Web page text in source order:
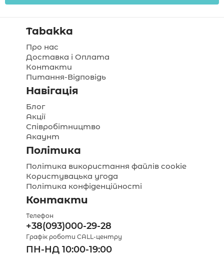
Tabakka
Про нас
Доставка і Оплата
Контакти
Питання-Відповідь
Навігація
Блог
Акції
Співробітництво
Акаунт
Політика
Політика використання файлів cookie
Користувацька угода
Політика конфіденційності
Контакти
Телефон
+38(093)000-29-28
Графік роботи CALL-центру
ПН-НД 10:00-19:00